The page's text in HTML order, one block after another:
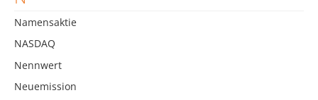
Namensaktie
NASDAQ
Nennwert
Neuemission